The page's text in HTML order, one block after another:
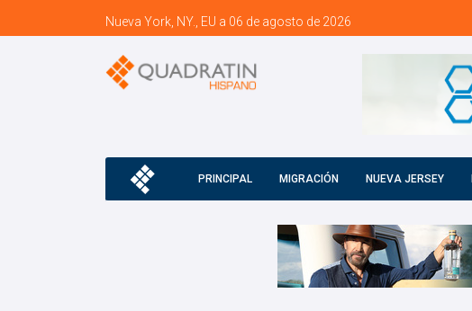
Nueva York, NY., EU a 06 de agosto de 2026
PRINCIPAL MIGRACIÓN NUEVA JERSEY